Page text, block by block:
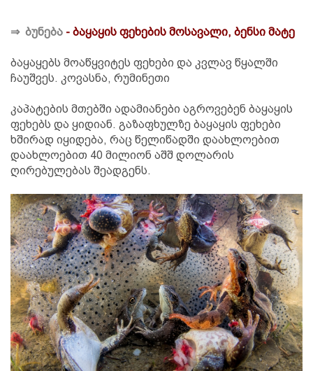
⇒ ბუნება - ბაყაყის ფეხების მოსავალი, ბენსი მატე
ბაყაყებს მოაწყვიტეს ფეხები და კვლავ წყალში
ჩაუშვეს. კოვასნა, რუმინეთი
კაპატების მთებში ადამიანები აგროვებენ ბაყაყის
ფეხებს და ყიდიან. გაზაფხულზე ბაყაყის ფეხები
ხშირად იყიდება, რაც წელიწადში დაახლოებით
დაახლოებით 40 მილიონ აშშ დოლარის
ღირებულებას შეადგენს.